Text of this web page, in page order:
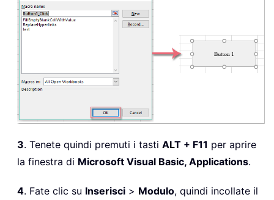
3. Tenete quindi premuti i tasti ALT + F11 per aprire
la finestra di Microsoft Visual Basic, Applications.
4. Fate clic su Inserisci > Modulo, quindi incollate il